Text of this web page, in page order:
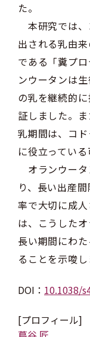
た。
本研究では、
出される乳由
である「糞プ
ンウータンは
の乳を継続的
証しました。
乳期間は、コ
に役立っている
オランウータ
り、長い出産
率で大切に成
は、こうした
長い期間にわ
ることを示唆し
DOI： 10.1038/
[プロフィール]